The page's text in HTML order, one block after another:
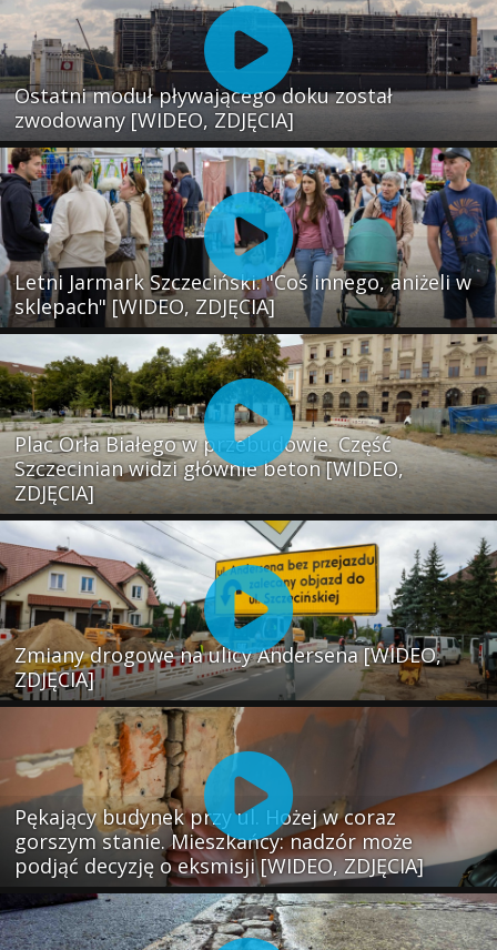
Ostatni moduł pływającego doku został
zwodowany [WIDEO, ZDJĘCIA]
Letni Jarmark Szczeciński. "Coś innego, aniżeli w
sklepach" [WIDEO, ZDJĘCIA]
Plac Orła Białego w przebudowie. Część
Szczecinian widzi głównie beton [WIDEO,
ZDJĘCIA]
Zmiany drogowe na ulicy Andersena [WIDEO,
ZDJĘCIA]
Pękający budynek przy ul. Hożej w coraz
gorszym stanie. Mieszkańcy: nadzór może
podjąć decyzję o eksmisji [WIDEO, ZDJĘCIA]